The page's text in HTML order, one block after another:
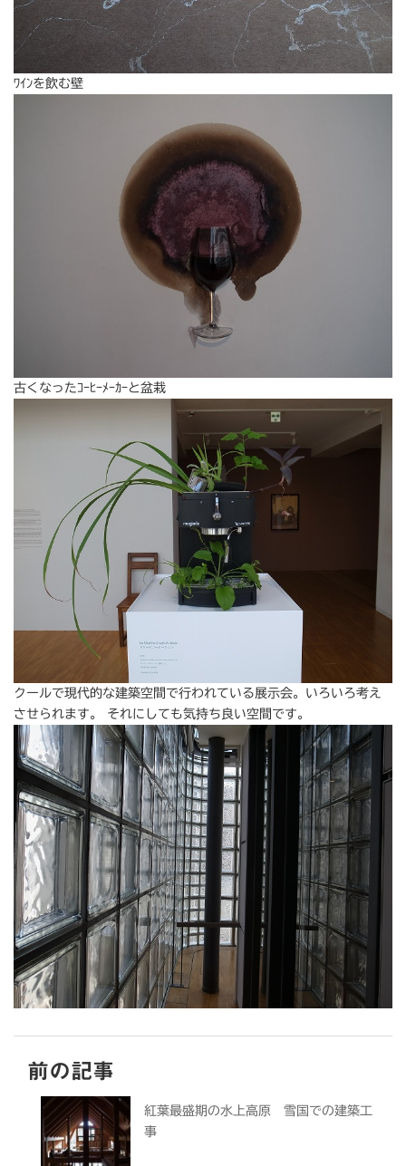
ﾜｲﾝを飲む壁
古くなったｺｰﾋｰﾒｰｶｰと盆栽
クールで現代的な建築空間で行われている展示会。いろいろ考え
させられます。 それにしても気持ち良い空間です。
前の記事
紅葉最盛期の水上高原 雪国での建築工
事